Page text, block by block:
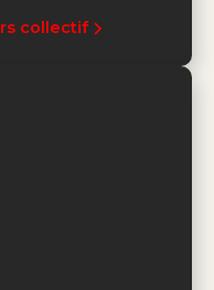
collectif